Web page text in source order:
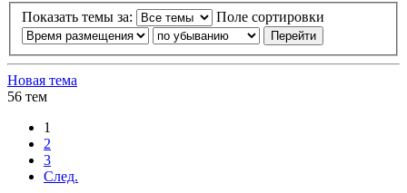
Показать темы за: Поле сортировки
Новая тема
56 тем
1
2
3
След.